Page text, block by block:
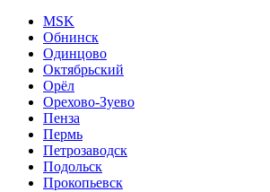
MSK
Обнинск
Одинцово
Октябрьский
Орёл
Орехово-Зуево
Пенза
Пермь
Петрозаводск
Подольск
Прокопьевск